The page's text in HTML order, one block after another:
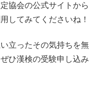
協会の公式サイトから
してみてくださいね！
立ったその気持ちを無
ひ漢検の受験申し込み